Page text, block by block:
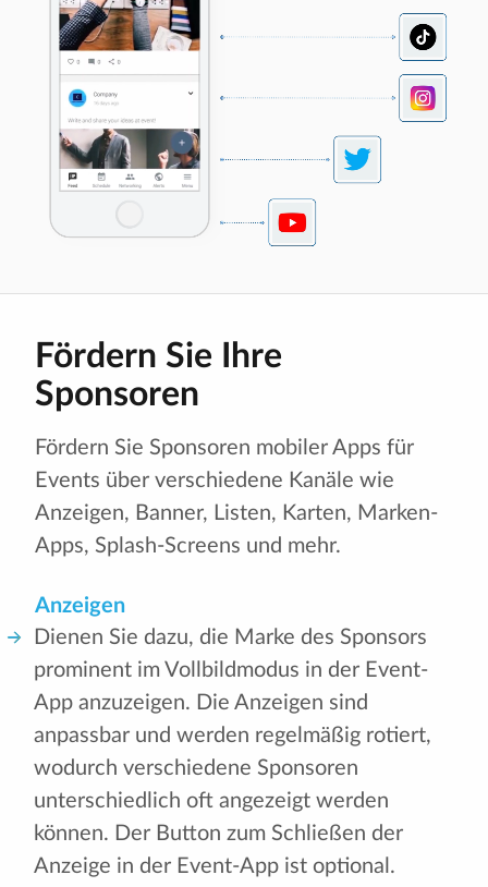
Fördern Sie Ihre
Sponsoren
Fördern Sie Sponsoren mobiler Apps für
Events über verschiedene Kanäle wie
Anzeigen, Banner, Listen, Karten, Marken-
Apps, Splash-Screens und mehr.
Anzeigen
Dienen Sie dazu, die Marke des Sponsors
prominent im Vollbildmodus in der Event-
App anzuzeigen. Die Anzeigen sind
anpassbar und werden regelmäßig rotiert,
wodurch verschiedene Sponsoren
unterschiedlich oft angezeigt werden
können. Der Button zum Schließen der
Anzeige in der Event-App ist optional.